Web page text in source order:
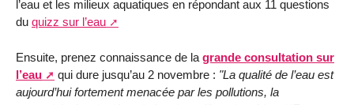
l’eau et les milieux aquatiques en répondant aux 11 questions
du quizz sur l’eau
Ensuite, prenez connaissance de la grande consultation sur
l’eau
qui dure jusqu’au 2 novembre : "La qualité de l’eau est
aujourd’hui fortement menacée par les pollutions, la